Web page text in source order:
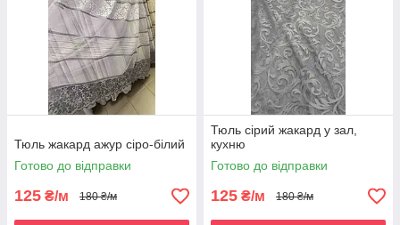
Тюль жакард ажур сіро-білий
Готово до відправки
125 ₴/м 180 ₴/м
Тюль сірий жакард у зал,
кухню
Готово до відправки
125 ₴/м 180 ₴/м